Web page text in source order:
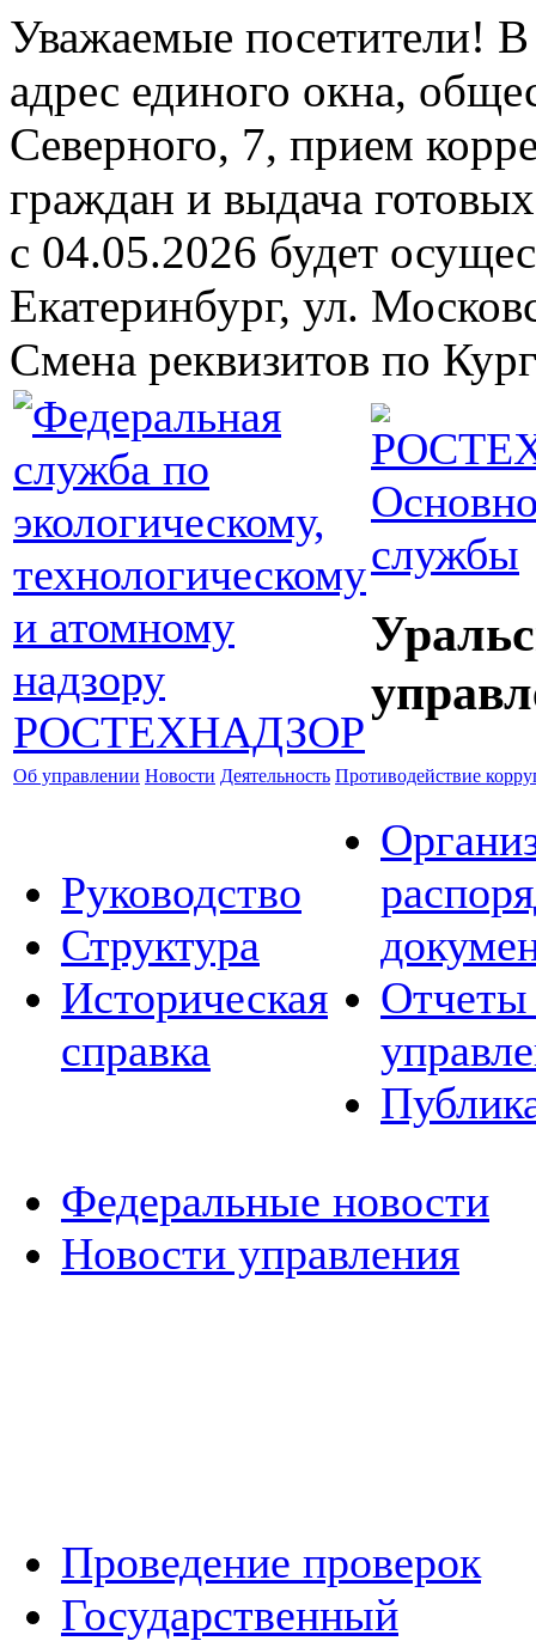
Уважаемые посетители!
адрес единого окна,
Северного, 7, прием
граждан и выдача готовых
с 04.05.2026 будет
Екатеринбург, ул.
Смена реквизитов по
службы
Об управлении Новости Деятельность Противодействие
Руководство
Структура
Историческая
справка
Отчеты
Федеральные новости
Новости управления
Проведение проверок
Государственный